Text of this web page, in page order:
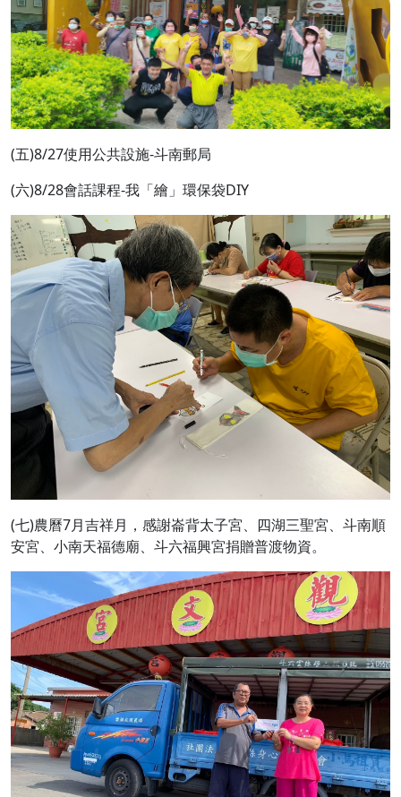
(五)8/27使用公共設施-斗南郵局
(六)8/28會話課程-我「繪」環保袋DIY
(七)農曆7月吉祥月，感謝崙背太子宮、四湖三聖宮、斗南順
安宮、小南天福德廟、斗六福興宮捐贈普渡物資。